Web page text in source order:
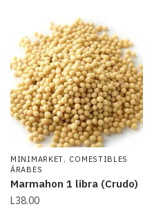
MINIMARKET, COMESTIBLES
ÁRABES
Marmahon 1 libra (Crudo)
L38.00